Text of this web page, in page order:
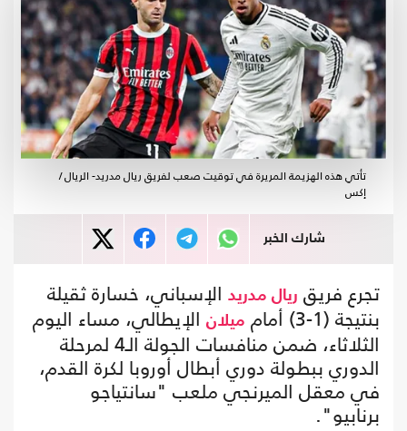
تأتي هذه الهزيمة المريرة في توقيت صعب لفريق ريال مدريد- الريال /
إكس
شارك الخبر
تجرع فريق ريال مدريد الإسباني، خسارة ثقيلة
بنتيجة (1-3) أمام
ميلان الإيطالي، مساء اليوم
الثلاثاء، ضمن منافسات الجولة الـ4 لمرحلة
الدوري ببطولة دوري أبطال أوروبا لكرة القدم،
في معقل الميرنجي ملعب "سانتياجو
برنابيو".